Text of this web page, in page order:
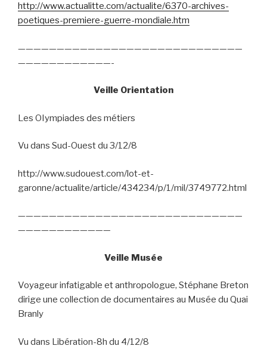
http://www.actualitte.com/actualite/6370-archives-
poetiques-premiere-guerre-mondiale.htm
—————————————————————————————
————————————-
Veille Orientation
Les OIympiades des métiers
Vu dans Sud-Ouest du 3/12/8
http://www.sudouest.com/lot-et-
garonne/actualite/article/434234/p/1/mil/3749772.html
—————————————————————————————
————————————
Veille Musée
Voyageur infatigable et anthropologue, Stéphane Breton
dirige une collection de documentaires au Musée du Quai
Branly
Vu dans Libération-8h du 4/12/8